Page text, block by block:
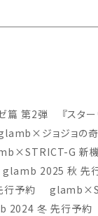
篇 第2弾
『スタ
ジョジョの
G 新機
glamb 2025 秋 先
予約
2024 冬 先行予約